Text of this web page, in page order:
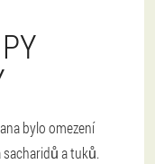
bylo omezení
a tuků.